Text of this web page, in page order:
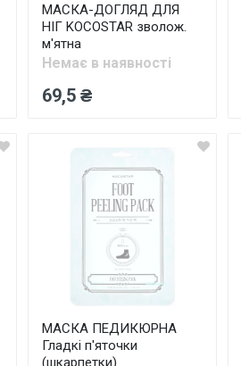
МАСКА-ДОГЛЯД ДЛЯ
НІГ KOCOSTAR зволож.
м'ятна
Немає в наявності
69,5 ₴
МАСКА ПЕДИКЮРНА
Гладкі п'яточки
(шкарпетки)